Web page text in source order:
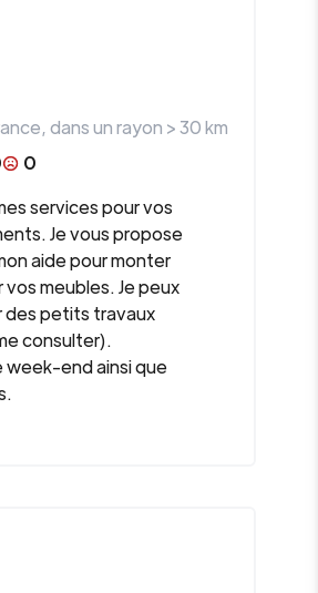
, dans un rayon >30km
0
services pour vos
Je vous propose
aide pour monter
meubles. Je peux
des petits travaux
consulter).
week-end ainsi que